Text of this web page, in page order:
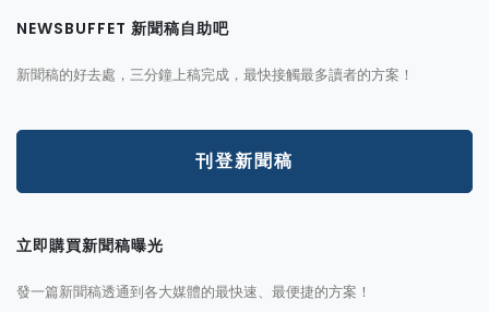
NEWSBUFFET 新聞稿自助吧
新聞稿的好去處，三分鐘上稿完成，最快接觸最多讀者的方案！
刊登新聞稿
立即購買新聞稿曝光
發一篇新聞稿透通到各大媒體的最快速、最便捷的方案！